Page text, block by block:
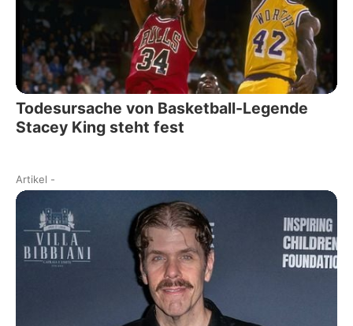
Todesursache von Basketball-Legende
Stacey King steht fest
Artikel -